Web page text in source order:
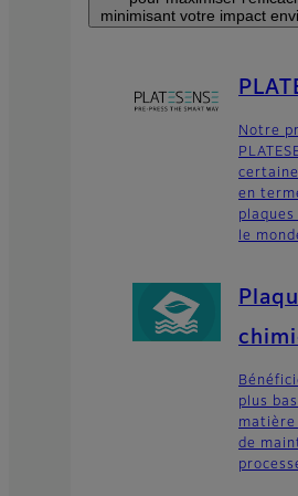
minimisant votre impact
Notre
en
le
plus
matière
de